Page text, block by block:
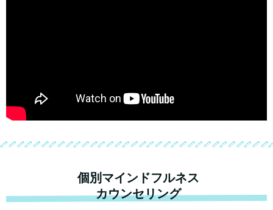
個別マインドフルネス
カウンセリング